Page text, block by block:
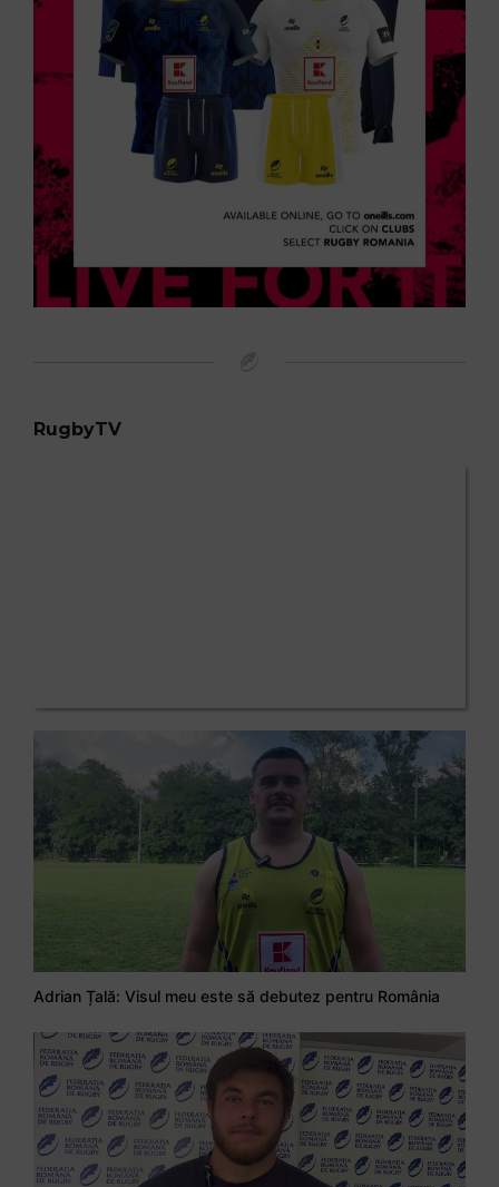
RugbyTV
Adrian Țală: Visul meu este să debutez pentru România